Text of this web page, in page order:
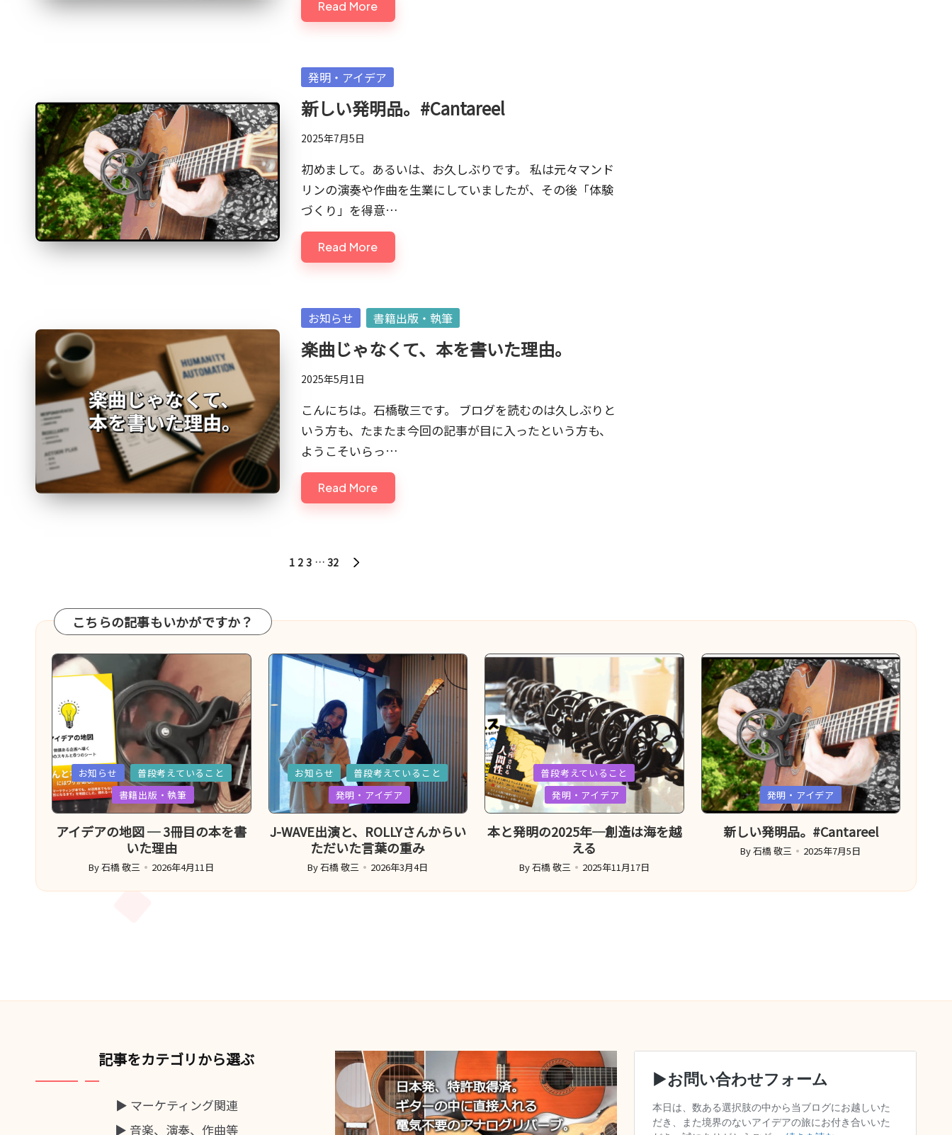
堀
り
オ
タ
ク』
に
よ
ア
ッ
プ
的
な
の
Read More
Posted
in
発明・アイデア
新しい発明品。#Cantareel
2025年7月5日
初めまして。あるいは、お久しぶりです。 私は元々マンド
リンの演奏や作曲を生業にしていましたが、その後「体験
づくり」を得意…
Read More
Posted
in
お知らせ 書籍出版・執筆
楽曲じゃなくて、本を書いた理由。
2025年5月1日
こんにちは。石橋敬三です。 ブログを読むのは久しぶりと
いう方も、たまたま今回の記事が目に入ったという方も、
ようこそいらっ…
Read More
ペ
1 2 3 … 32
こちらの記事もいかがですか？
Posted
in
お知らせ
普段考えていること
書籍出版・執筆
アイデアの地図 ─ 3冊目の本を書
いた理由
Posted
by
By石橋 敬三 2026年4月11日
Posted
in
お知らせ
普段考えていること
発明・アイデア
J-WAVE出演と、ROLLYさんからい
ただいた言葉の重み
Posted
by
By石橋 敬三 2026年3月4日
Posted
in
普段考えていること
発明・アイデア
本と発明の2025年─創造は海を越
える
Posted
by
By石橋 敬三 2025年11月17日
Posted
in
発明・アイデア
新しい発明品。#Cantareel
Posted
By石橋 敬三 2025年7月5日
記事をカテゴリから選ぶ
▶ マーケティング関連
▶ 音楽、演奏、作曲等